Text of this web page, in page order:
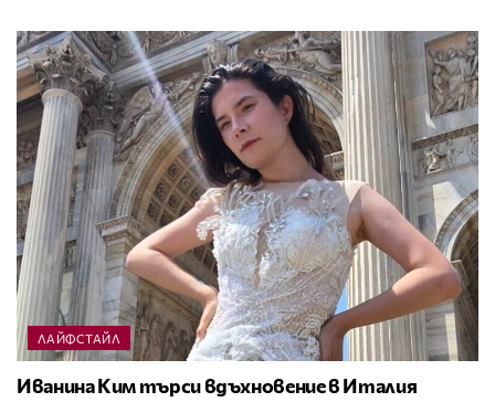
ЛАЙФСТАЙЛ
Иванина Ким търси вдъхновение в Италия